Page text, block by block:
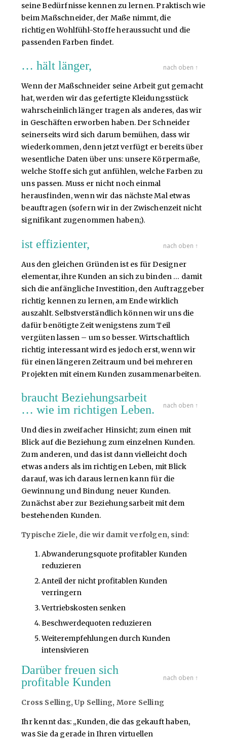
seine Bedürfnisse kennen zu lernen. Praktisch wie
beim Maßschneider, der Maße nimmt, die
richtigen Wohlfühl-Stoffe heraussucht und die
passenden Farben findet.
… hält länger, nach oben ↑
Wenn der Maßschneider seine Arbeit gut gemacht
hat, werden wir das gefertigte Kleidungsstück
wahrscheinlich länger tragen als anderes, das wir
in Geschäften erworben haben. Der Schneider
seinerseits wird sich darum bemühen, dass wir
wiederkommen, denn jetzt verfügt er bereits über
wesentliche Daten über uns: unsere Körpermaße,
welche Stoffe sich gut anfühlen, welche Farben zu
uns passen. Muss er nicht noch einmal
herausfinden, wenn wir das nächste Mal etwas
beauftragen (sofern wir in der Zwischenzeit nicht
signifikant zugenommen haben;).
ist effizienter, nach oben ↑
Aus den gleichen Gründen ist es für Designer
elementar, ihre Kunden an sich zu binden … damit
sich die anfängliche Investition, den Auftraggeber
richtig kennen zu lernen, am Ende wirklich
auszahlt. Selbstverständlich können wir uns die
dafür benötigte Zeit wenigstens zum Teil
vergüten lassen – um so besser. Wirtschaftlich
richtig interessant wird es jedoch erst, wenn wir
für einen längeren Zeitraum und bei mehreren
Projekten mit einem Kunden zusammenarbeiten.
braucht Beziehungsarbeit
… wie im richtigen Leben.
nach oben ↑
Und dies in zweifacher Hinsicht; zum einen mit
Blick auf die Beziehung zum einzelnen Kunden.
Zum anderen, und das ist dann vielleicht doch
etwas anders als im richtigen Leben, mit Blick
darauf, was ich daraus lernen kann für die
Gewinnung und Bindung neuer Kunden.
Zunächst aber zur Beziehungsarbeit mit dem
bestehenden Kunden.
Typische Ziele, die wir damit verfolgen, sind:
Abwanderungsquote profitabler Kunden
reduzieren
Anteil der nicht profitablen Kunden
verringern
Vertriebskosten senken
Beschwerdequoten reduzieren
Weiterempfehlungen durch Kunden
intensivieren
Darüber freuen sich
profitable Kunden
nach oben ↑
Cross Selling, Up Selling, More Selling
Ihr kennt das: „Kunden, die das gekauft haben,
was Sie da gerade in Ihren virtuellen